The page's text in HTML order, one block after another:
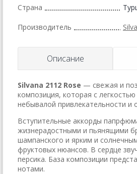
Страна
Производитель
Описание
Silvana 2112 Rose — свежая и
композиция, которая с
небывалой привлекательности и
Вступительные аккорды
жизнерадостными и пьянящими
шампанского и ярким и
фруктовых нюансов. В сердце
персика. База композиции
нотами.